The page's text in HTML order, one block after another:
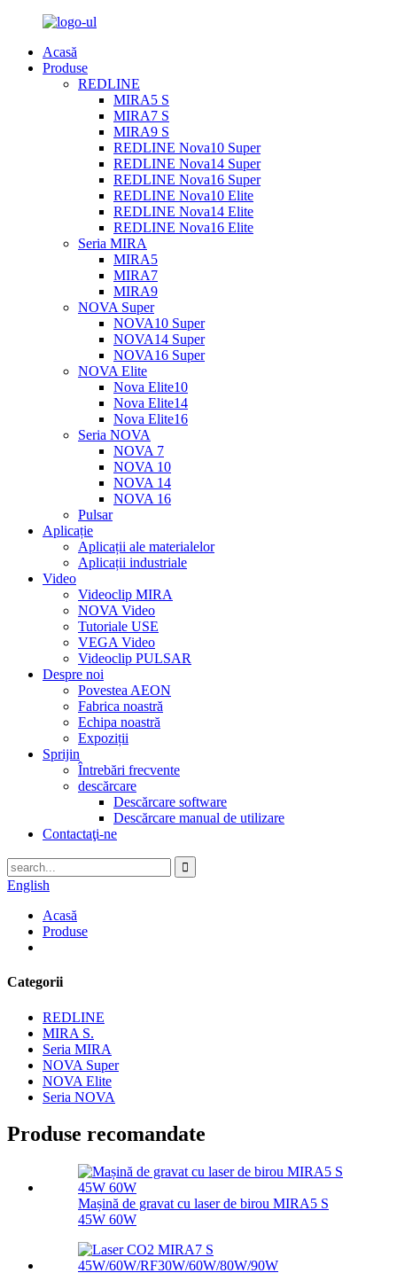
Acasă
Produse
REDLINE
MIRA5 S
MIRA7 S
MIRA9 S
REDLINE Nova10 Super
REDLINE Nova14 Super
REDLINE Nova16 Super
REDLINE Nova10 Elite
REDLINE Nova14 Elite
REDLINE Nova16 Elite
Seria MIRA
MIRA5
MIRA7
MIRA9
NOVA Super
NOVA10 Super
NOVA14 Super
NOVA16 Super
NOVA Elite
Nova Elite10
Nova Elite14
Nova Elite16
Seria NOVA
NOVA 7
NOVA 10
NOVA 14
NOVA 16
Pulsar
Aplicație
Aplicații ale materialelor
Aplicații industriale
Video
Videoclip MIRA
NOVA Video
Tutoriale USE
VEGA Video
Videoclip PULSAR
Despre noi
Povestea AEON
Fabrica noastră
Echipa noastră
Expoziții
Sprijin
Întrebări frecvente
descărcare
Descărcare software
Descărcare manual de utilizare
Contactaţi-ne
English
Acasă
Produse
Categorii
REDLINE
MIRA S.
Seria MIRA
NOVA Super
NOVA Elite
Seria NOVA
Produse recomandate
Mașină de gravat cu laser de birou MIRA5 S
45W 60W